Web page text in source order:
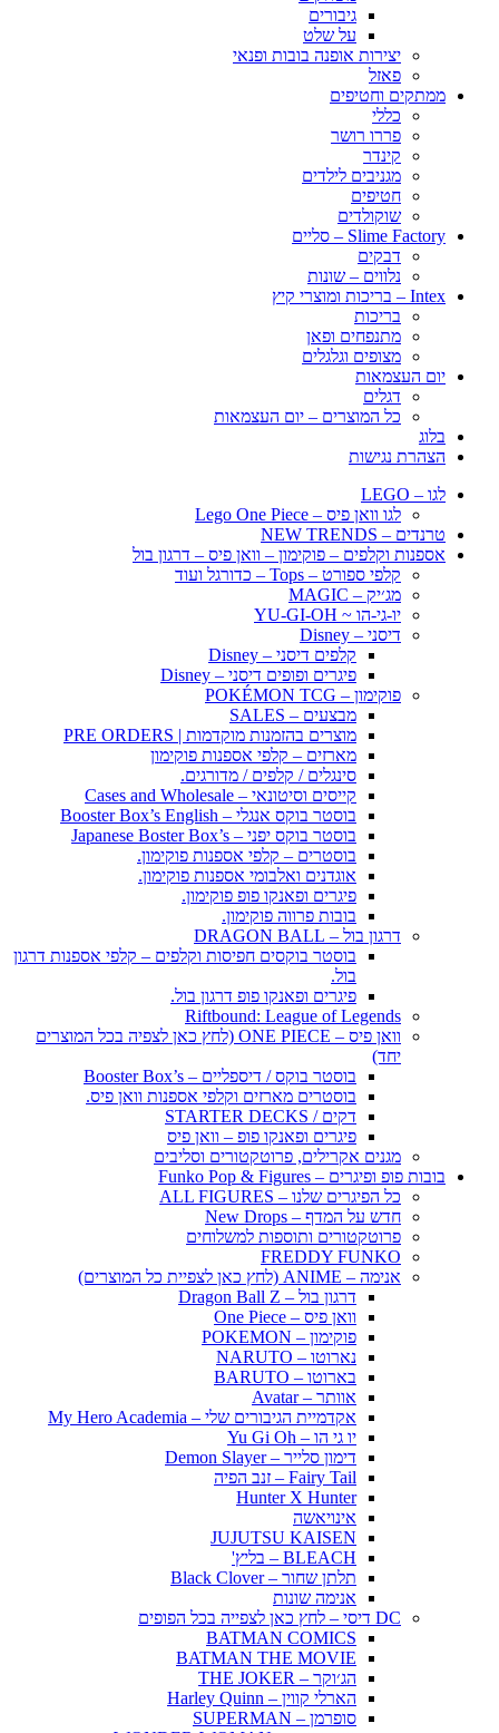
גיבורים
על שלט
יצירות אופנה בובות ופנאי
פאזל
ממתקים וחטיפים
כללי
פררו רושר
קינדר
מגניבים לילדים
חטיפים
שוקולדים
Slime Factory – סליים
דבקים
נלווים – שונות
Intex – בריכות ומוצרי קיץ
בריכות
מתנפחים ופאן
מצופים וגלגלים
יום העצמאות
דגלים
כל המוצרים – יום העצמאות
בלוג
הצהרת נגישות
לגו – LEGO
לגו וואן פיס – Lego One Piece
טרנדים – NEW TRENDS
אספנות וקלפים – פוקימון – וואן פיס – דרגון בול
קלפי ספורט – Tops – כדורגל ועוד
מג׳יק – MAGIC
יו-גי-הו ~ YU-GI-OH
דיסני – Disney
קלפים דיסני – Disney
פיגרים ופופים דיסני – Disney
פוקימון – POKÉMON TCG
מבצעים – SALES
מוצרים בהזמנות מוקדמות | PRE ORDERS
מארזים – קלפי אספנות פוקימון
סינגלים / קלפים / מדורגים.
קייסים וסיטונאי – Cases and Wholesale
בוסטר בוקס אנגלי – Booster Box’s English
בוסטר בוקס יפני – Japanese Boster Box’s
בוסטרים – קלפי אספנות פוקימון.
אוגדנים ואלבומי אספנות פוקימון.
פיגרים ופאנקו פופ פוקימון.
בובות פרווה פוקימון.
דרגון בול – DRAGON BALL
בוסטר בוקסים חפיסות וקלפים – קלפי אספנות דרגון
בול.
פיגרים ופאנקו פופ דרגון בול.
Riftbound: League of Legends
וואן פיס – ONE PIECE (לחץ כאן לצפיה בכל המוצרים
יחד)
בוסטר בוקס / דיספליים – Booster Box’s
בוסטרים מארזים וקלפי אספנות וואן פיס.
דקים / STARTER DECKS
פיגרים ופאנקו פופ – וואן פיס
מגנים אקרילים, פרוטקטורים וסליבים
בובות פופ ופיגרים – Funko Pop & Figures
כל הפיגרים שלנו – ALL FIGURES
חדש על המדף – New Drops
פרוטקטורים ותוספות למשלוחים
FREDDY FUNKO
אנימה – ANIME (לחץ כאן לצפיית כל המוצרים)
דרגון בול – Dragon Ball Z
וואן פיס – One Piece
פוקימון – POKEMON
נארוטו – NARUTO
בארוטו – BARUTO
אוותר – Avatar
אקדמיית הגיבורים שלי – My Hero Academia
יו גי הו – Yu Gi Oh
דימון סלייר – Demon Slayer
Fairy Tail – זנב הפיה
Hunter X Hunter
אינויאשה
JUJUTSU KAISEN
BLEACH – בליץ'
תלתן שחור – Black Clover
אנימה שונות
DC דיסי – לחץ כאן לצפייה בכל הפופים
BATMAN COMICS
BATMAN THE MOVIE
הג׳וקר – THE JOKER
הארלי קווין – Harley Quinn
סופרמן – SUPERMAN